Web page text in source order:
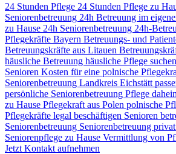
24 Stunden Pflege 24 Stunden Pflege zu
Seniorenbetreuung 24h Betreuung im
zu Hause 24h Seniorenbetreuung 24h-
Pflegekräfte Bayern Betreuungs- und
Betreuungskräfte aus Litauen
häusliche Betreuung häusliche Pflege suchen
Senioren Kosten für eine polnische
Seniorenbetreuung Landkreis Eichstätt
persönliche Seniorenbetreuung Pflege
zu Hause Pflegekraft aus Polen polnische
Pflegekräfte legal beschäftigen Senioren
Seniorenbetreuung Seniorenbetreuung privat
Seniorenpflege zu Hause Vermittlung von
Jetzt Kontakt aufnehmen